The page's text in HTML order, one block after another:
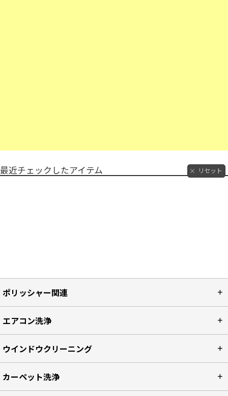
最近チェックしたアイテム リセット
ポリッシャー関連
エアコン洗浄
ウインドウクリーニング
カーペット洗浄